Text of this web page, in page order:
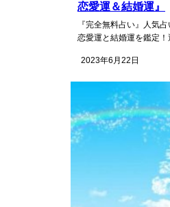
恋愛運＆結婚運』
『完全無料占い』人気
恋愛運と結婚運を鑑定
2023年6月22日